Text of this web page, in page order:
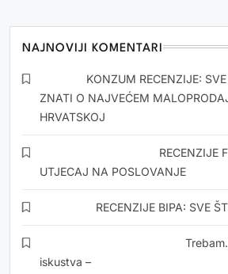
NAJNOVIJI KOMENTARI
KONZUM RECENZIJE:
ZNATI O NAJVEĆEM
HRVATSKOJ
RECENZIJE
UTJECAJ NA POSLOVANJE
RECENZIJE BIPA: SVE
iskustva –